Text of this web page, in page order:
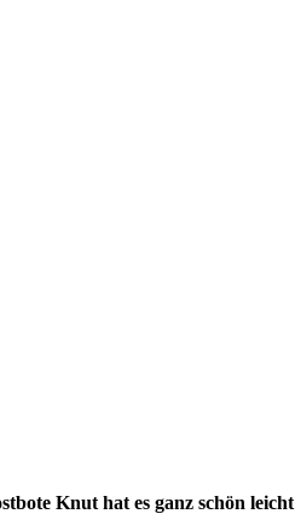
Knut hat es ganz schön leicht